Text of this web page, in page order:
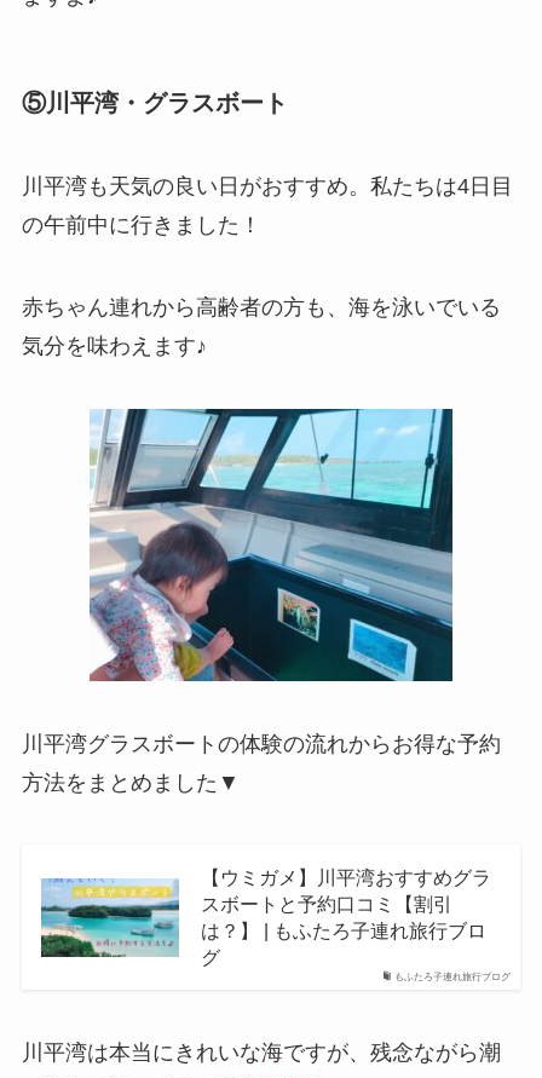
⑤川平湾・グラスボート
川平湾も天気の良い日がおすすめ。私たちは4日目
の午前中に行きました！
赤ちゃん連れから高齢者の方も、海を泳いでいる
気分を味わえます♪
川平湾グラスボートの体験の流れからお得な予約
方法をまとめました▼
もふたろ子連れ旅行ブログ
【ウミガメ】川平湾おすすめグラ
スボートと予約口コミ【割引
は？】 | もふたろ子連れ旅行ブロ
グ
川平湾は本当にきれいな海ですが、残念ながら潮